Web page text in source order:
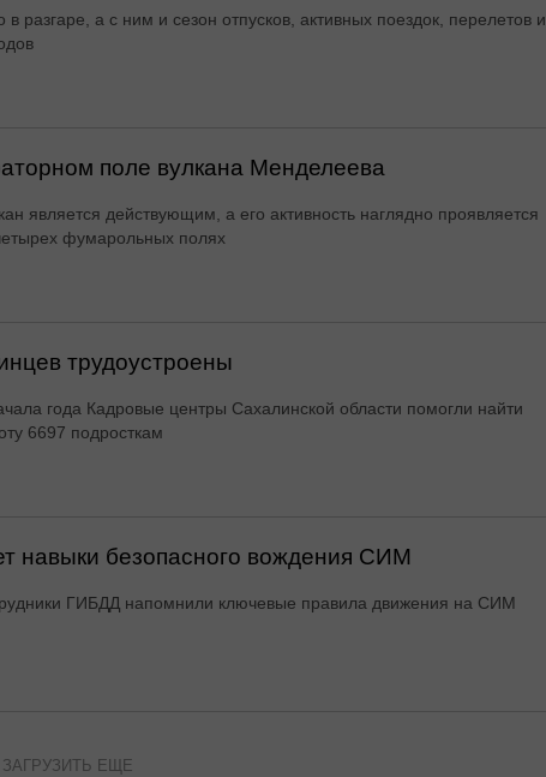
в разгаре, а с ним и сезон отпусков, активных поездок, перелетов и
поле вулкана Менделеева
является действующим, а его активность наглядно проявляется
фумарольных полях
трудоустроены
года Кадровые центры Сахалинской области помогли найти
6697 подросткам
навыки безопасного вождения СИМ
ГИБДД напомнили ключевые правила движения на СИМ
ЗАГРУЗИТЬ ЕЩЕ